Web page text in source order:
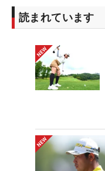
読まれています